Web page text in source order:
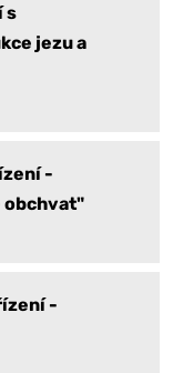
s
jezu a
-
obchvat"
-